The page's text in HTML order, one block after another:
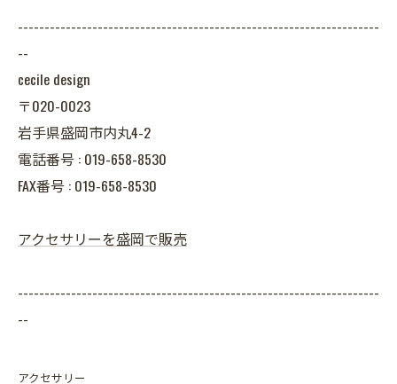
--------------------------------------------------------------------
--
cecile design
〒020-0023
岩手県盛岡市内丸4-2
電話番号 : 019-658-8530
FAX番号 : 019-658-8530
アクセサリーを盛岡で販売
--------------------------------------------------------------------
--
アクセサリー